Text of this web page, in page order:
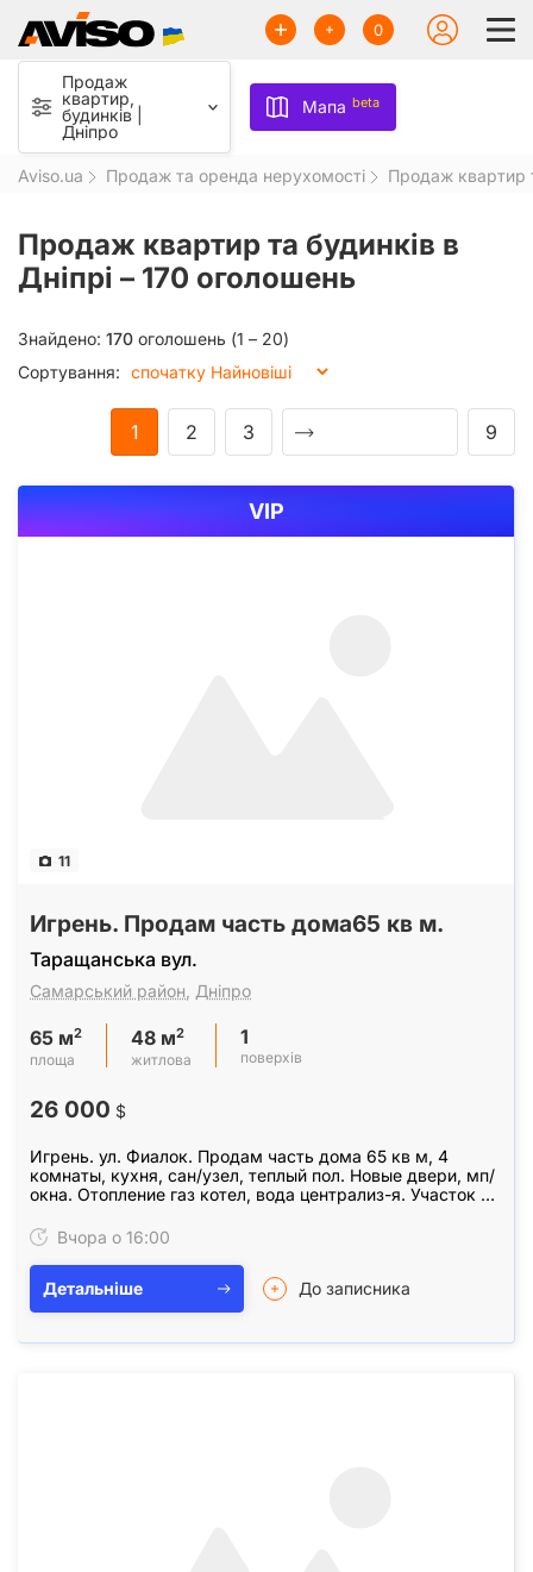
0
Продаж
квартир,
будинків |
Дніпро
Мапа beta
Aviso.ua Продаж та оренда нерухомості Продаж квартир
Продаж квартир та будинків в
Дніпрі – 170 оголошень
Сортування:
Знайдено: 170 оголошень (1 – 20)
1 2 3 9
11
Игрень. Продам часть дома65 кв м.
Таращанська вул.
Самарський район, Дніпро
65 м2
площа
48 м2
житлова
1
поверхів
26 000 $
Игрень. ул. Фиалок. Продам часть дома 65 кв м, 4
комнаты, кухня, сан/узел, теплый пол. Новые двери, мп/
окна. Отопление газ котел, вода централиз-я. Участок 5
Вчора о 16:00
Детальніше До записника
VIP